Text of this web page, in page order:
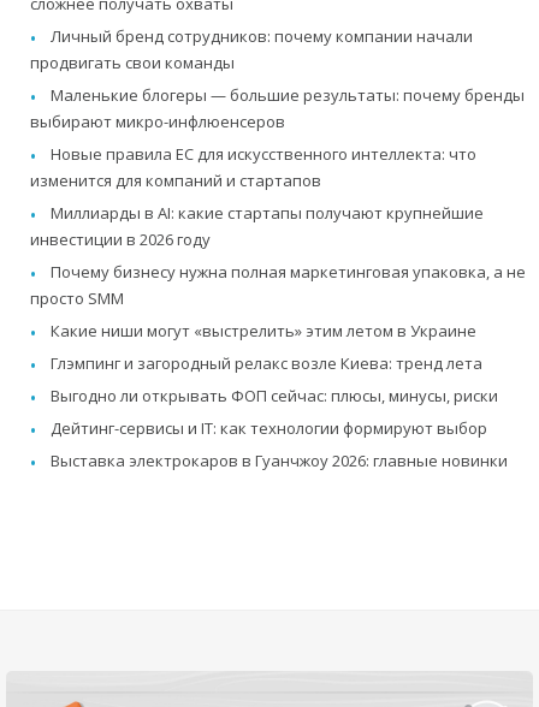
Личный бренд сотрудников: почему компании начали
продвигать свои команды
Маленькие блогеры — большие результаты: почему бренды
выбирают микро-инфлюенсеров
Новые правила ЕС для искусственного интеллекта: что
изменится для компаний и стартапов
Миллиарды в AI: какие стартапы получают крупнейшие
инвестиции в 2026 году
Почему бизнесу нужна полная маркетинговая упаковка, а не
просто SMM
Какие ниши могут «выстрелить» этим летом в Украине
Глэмпинг и загородный релакс возле Киева: тренд лета
Выгодно ли открывать ФОП сейчас: плюсы, минусы, риски
Дейтинг-сервисы и IT: как технологии формируют выбор
Выставка электрокаров в Гуанчжоу 2026: главные новинки